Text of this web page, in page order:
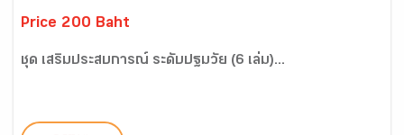
Price 200 Baht
ชุด เสริมประสบการณ์ ระดับปฐมวัย (6 เล่ม)...